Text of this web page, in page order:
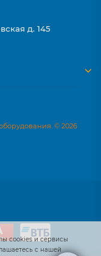
cookies и сервисы
с нашей
д. 145
© 2026